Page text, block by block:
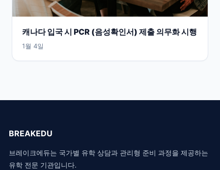
캐나다 입국 시 PCR (음성확인서) 제출 의무화 시행
1월 4일
BREAKEDU
브레이크에듀는 국가별 유학 상담과 관리형 준비 과정을 제공하는
유학 전문 기관입니다.